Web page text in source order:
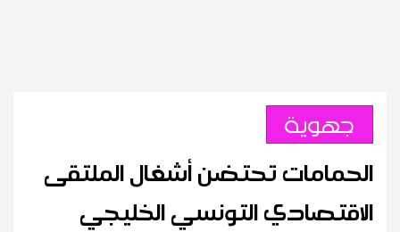
جهوية
الحمامات تحتضن أشغال الملتقى
الاقتصادي التونسي الخليجي